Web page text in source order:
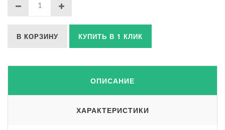
В КОРЗИНУ КУПИТЬ В 1 КЛИК
ОПИСАНИЕ
ХАРАКТЕРИСТИКИ